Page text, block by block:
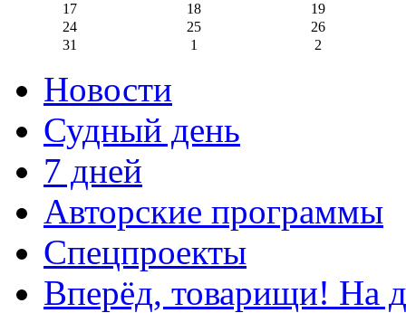
17
18
19
24
25
26
31
1 2
Новости
Судный день
7 дней
Авторские программы
Спецпроекты
Вперёд, товарищи! На